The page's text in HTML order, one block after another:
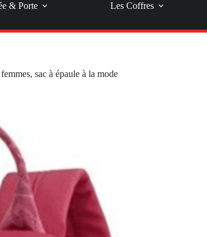
& Porte Les Coffres
sac à épaule à la mode